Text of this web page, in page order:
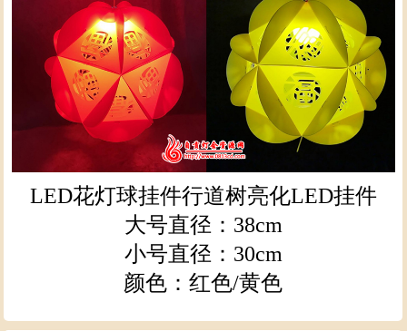
LED花灯球挂件行道树亮化LED挂件
大号直径：38cm
小号直径：30cm
颜色：红色/黄色